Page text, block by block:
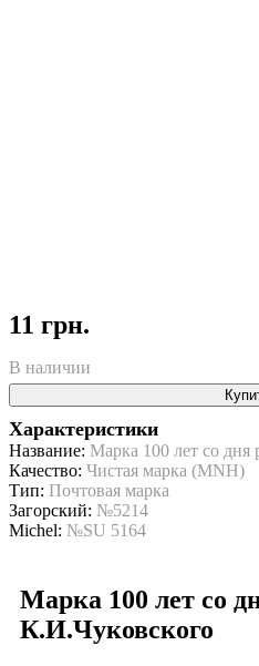
11 грн.
В наличии
Характеристики
Название: Марка 100 лет со
Качество: Чистая марка (MNH)
Тип: Почтовая марка
Загорский: №5214
Michel: №SU 5164
Марка 100 лет со
К.И.Чуковского